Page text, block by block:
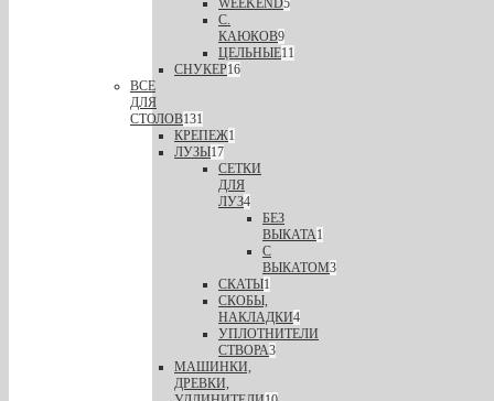
WEEKEND5
С.
КАЮКОВ9
ЦЕЛЬНЫЕ11
СНУКЕР16
ВСЕ
ДЛЯ
СТОЛОВ131
КРЕПЕЖ1
ЛУЗЫ17
СЕТКИ
ДЛЯ
ЛУЗ4
БЕЗ
ВЫКАТА1
С
ВЫКАТОМ3
СКАТЫ1
СКОБЫ,
НАКЛАДКИ4
УПЛОТНИТЕЛИ
СТВОРА3
МАШИНКИ,
ДРЕВКИ,